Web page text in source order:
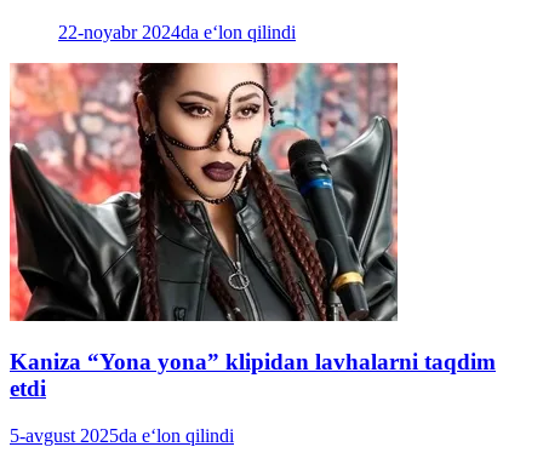
22-noyabr 2024da e‘lon qilindi
Kaniza “Yona yona” klipidan lavhalarni taqdim
etdi
5-avgust 2025da e‘lon qilindi